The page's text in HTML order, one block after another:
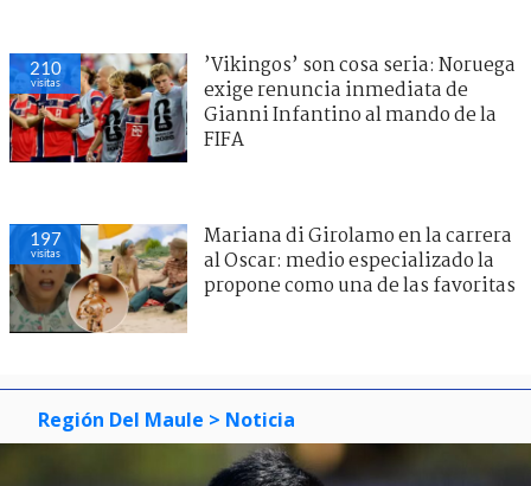
210
visitas
’Vikingos’ son cosa seria: Noruega
exige renuncia inmediata de
Gianni Infantino al mando de la
FIFA
197
visitas
Mariana di Girolamo en la carrera
al Oscar: medio especializado la
propone como una de las favoritas
Región Del Maule > Noticia